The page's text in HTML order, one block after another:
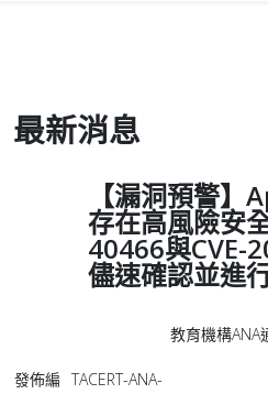
最新消息
【漏洞預警
存在高風險安
40466與CVE-
儘速確認並進
教育機構ANA
發佈編 TACERT-ANA-